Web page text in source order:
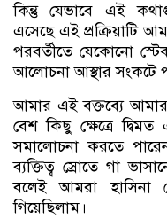
কিন্তু যেভাবে এই
এসেছে এই প্রক্রিয়াটি
পরবর্তীতে যেকোনো
আলোচনা আস্থার সংকটে
আমার এই বক্তব্যে আমার
বেশ কিছু ক্ষেত্রে
সমালোচনা করতে
ব্যক্তিত্ব স্রোতে গা
বলেই আমরা হাসিনা
গিয়েছিলাম।